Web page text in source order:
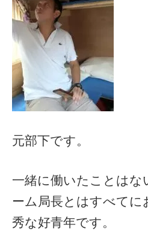
元部下です。
一緒に働いたことはな
ーム局長とはすべてに
秀な好青年です。